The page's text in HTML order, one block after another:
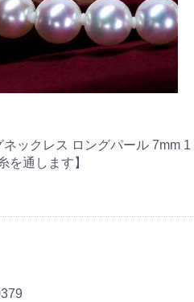
ネックレス ロングパール 7mm 1
を通します】